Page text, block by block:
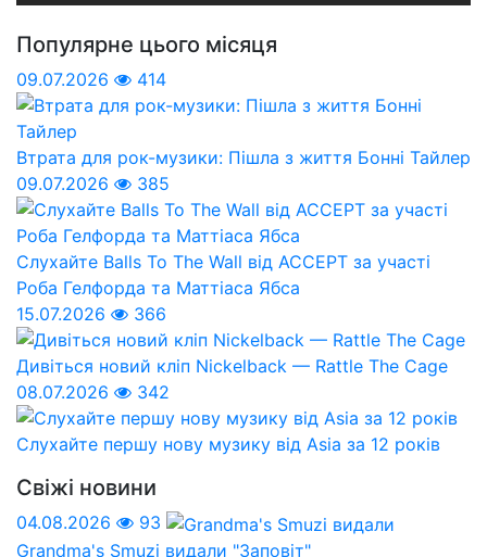
Популярне цього місяця
09.07.2026 414
Втрата для рок-музики: Пішла з життя Бонні Тайлер
09.07.2026
385
Слухайте Balls To The Wall від ACCEPT за участі
Роба Гелфорда та Маттіаса Ябса
15.07.2026
366
Дивіться новий кліп Nickelback — Rattle The Cage
08.07.2026
342
Слухайте першу нову музику від Asia за 12 років
Свіжі новини
04.08.2026
93
Grandma's Smuzi видали "Заповіт"